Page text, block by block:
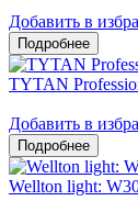
Добавить в
TYTAN
Добавить в
Wellton light: